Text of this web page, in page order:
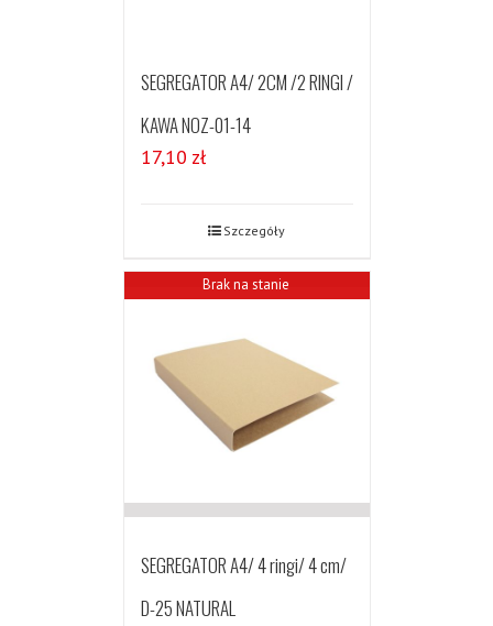
SEGREGATOR A4/ 2CM /2 RINGI /
KAWA NOZ-01-14
17,10 zł
Szczegóły
Brak na stanie
SEGREGATOR A4/ 4 ringi/ 4 cm/
D-25 NATURAL